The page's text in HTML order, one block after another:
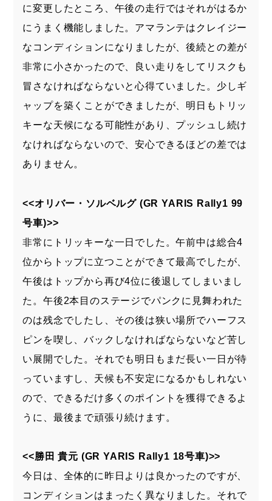
に変更したところ、午後の走行ではそれがはるか
にうまく機能しました。アマランテはクレイジー
なコンディションになりましたが、後続との差が
非常に小さかったので、良い走りをしてリスクも
冒さなければならないと心得ていました。少しギ
ャップを築くことができましたが、明日もトリッ
キーな天候になる可能性があり、プッシュし続け
なければならないので、安心できるほどの差では
ありません。
<<オリバー・ソルベルグ (GR YARIS Rally1 99
号車)>>
非常にトリッキーな一日でした。午前中は総合4
位からトップに立つことができて最高でしたが、
午後はトップから再び4位に後退してしまいまし
た。午後2本目のステージでパンクに見舞われた
のは残念でしたし、その後は狭い場所でハーフス
ピンを喫し、バックしなければならないなど苦し
い展開でした。それでも明日もまだ長い一日が待
っていますし、天候も不安定になるかもしれない
ので、できるだけ多くのポイントを獲得できるよ
うに、最後まで頑張り続けます。
<<勝田 貴元 (GR YARIS Rally1 18号車)>>
今日は、全体的に昨日よりは良かったのですが、
コンディションはまったく異なりました。それで